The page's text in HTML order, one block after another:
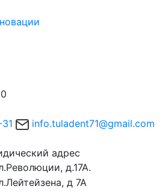
info.tuladent71@gmail.com
адрес
д.17А.
д 7А